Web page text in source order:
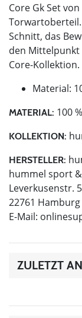
Core Gk Set
Schnitt, das
den Mittelpunkt
Core-Kollektion.
Material:
MATERIAL: 100
KOLLEKTION:
HERSTELLER:
hummel sport
Leverkusenstr.
22761 Hamburg
E-Mail:
ZULETZT